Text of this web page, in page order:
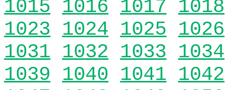
1015 1016 1017 1018
1023 1024 1025 1026
1031 1032 1033 1034
1039 1040 1041 1042